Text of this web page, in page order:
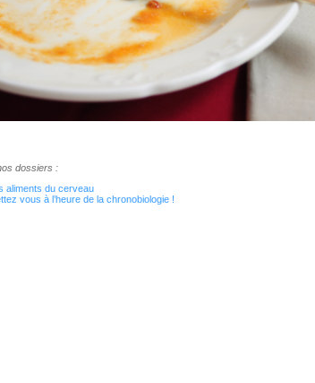
dossiers :
aliments du cerveau
vous à l’heure de la chronobiologie !